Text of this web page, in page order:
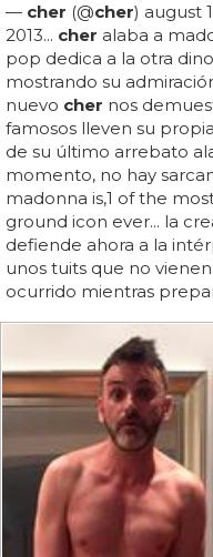
— cher (@cher) august
2013... cher alaba a
pop dedica a la otra
mostrando su
nuevo cher nos
famosos lleven su
de su último arrebato
momento, no hay
madonna is,1 of the
ground icon ever... la
defiende ahora a la
unos tuits que no
ocurrido mientras